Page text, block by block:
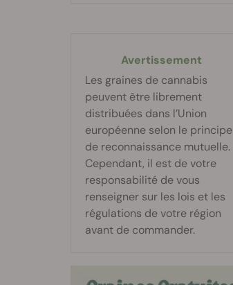
Avertissement
Les graines de cannabis
peuvent être librement
distribuées dans l’Union
européenne selon le principe
de reconnaissance mutuelle.
Cependant, il est de votre
responsabilité de vous
renseigner sur les lois et les
régulations de votre région
avant de commander.